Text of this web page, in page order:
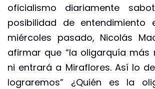
oficialismo diariamente
posibilidad de entendimiento
miércoles pasado, Nicolás
afirmar que “la oligarquía más
ni entrará a Miraflores. Así lo
lograremos” ¿Quién es la